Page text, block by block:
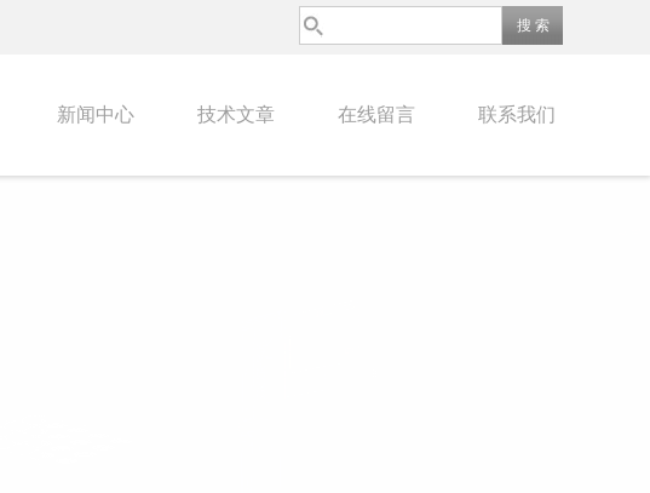
新闻中心 技术文章 在线留言 联系我们